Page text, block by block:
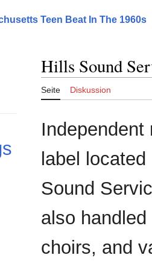
Teen Beat In The 1960s
Hills Sound
Seite Diskussion
Independent
label
Sound
also
choirs, and